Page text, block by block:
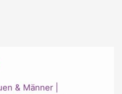
& Männer